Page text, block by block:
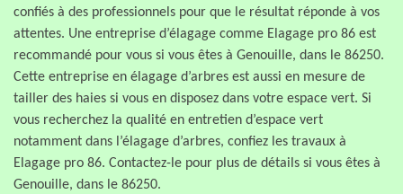
confiés à des professionnels pour que le résultat réponde à vos
attentes. Une entreprise d’élagage comme Elagage pro 86 est
recommandé pour vous si vous êtes à Genouille, dans le 86250.
Cette entreprise en élagage d’arbres est aussi en mesure de
tailler des haies si vous en disposez dans votre espace vert. Si
vous recherchez la qualité en entretien d’espace vert
notamment dans l’élagage d’arbres, confiez les travaux à
Elagage pro 86. Contactez-le pour plus de détails si vous êtes à
Genouille, dans le 86250.